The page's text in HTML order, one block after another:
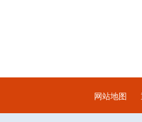
网站地图